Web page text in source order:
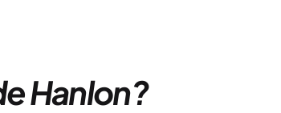
Hanlon?